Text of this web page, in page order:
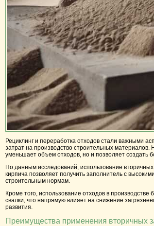
Рециклинг и переработка отходов стали важными
затрат на производство строительных
уменьшает объем отходов, но и позволяет создать
По данным исследований, использование
кирпича позволяет получить заполнитель с
строительным нормам.
Кроме того, использование отходов в
свалки, что напрямую влияет на снижение
развития.
Преимущества применения вторичных